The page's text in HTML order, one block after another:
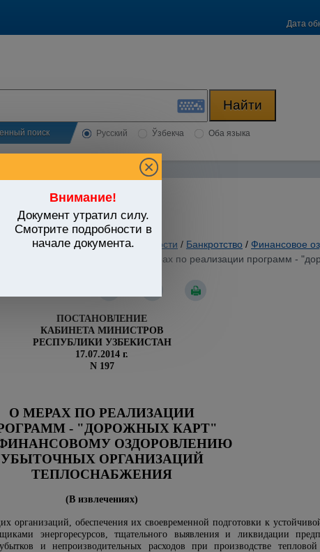
Дата
поиск Русский Ўзбекча Оба языка
Внимание!
Документ утратил силу.
Смотрите подробности в
начале документа.
предпринимательской деятельности / Банкротство / Финансовое
от 17.07.2014 г. N 197 "О мерах по реализации программ -
ПОСТАНОВЛЕНИЕ
КАБИНЕТА МИНИСТРОВ
РЕСПУБЛИКИ УЗБЕКИСТАН
17.07.2014 г.
N 197
О МЕРАХ ПО РЕАЛИЗАЦИИ
- "ДОРОЖНЫХ КАРТ"
ОЗДОРОВЛЕНИЮ
УБЫТОЧНЫХ ОРГАНИЗАЦИЙ
ТЕПЛОСНАБЖЕНИЯ
(В извлечениях)
организаций, обеспечения их своевременной подготовки к
энергоресурсов, тщательного выявления и ликвидации
и непроизводительных расходов при производстве